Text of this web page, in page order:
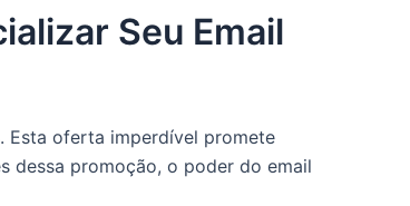
Seu Email
Esta oferta imperdível promete
dessa promoção, o poder do email